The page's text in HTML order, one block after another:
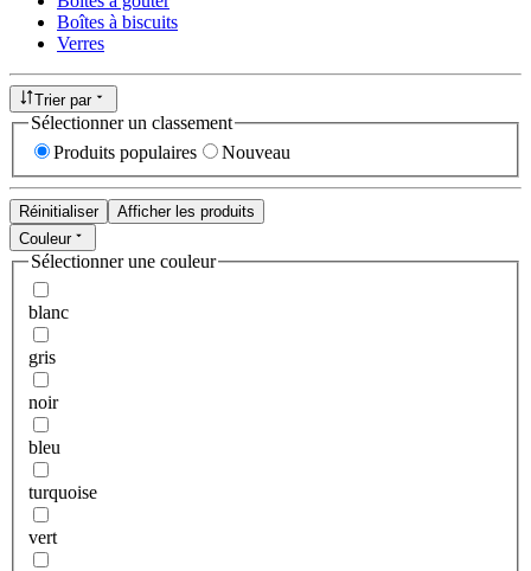
Boîtes à biscuits
Verres
Trier par
Sélectionner un classement
Produits populaires
Nouveau
Réinitialiser
Afficher les produits
Couleur
Sélectionner une couleur
blanc
gris
noir
bleu
turquoise
vert